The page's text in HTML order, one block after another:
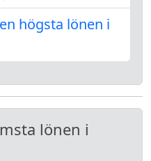
högsta lönen i
lönen i